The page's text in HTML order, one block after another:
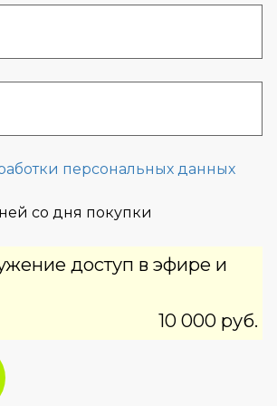
персональных данных
со дня покупки
доступ в эфире и
10 000 руб.